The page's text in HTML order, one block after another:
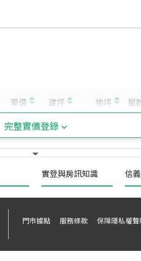
完整實價登錄
實登與房訊知識 信
門市據點 服務條款 保障隱私權聲